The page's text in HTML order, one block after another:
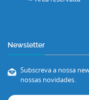
Newsletter
Subscreva a nossa
nossas novidades.